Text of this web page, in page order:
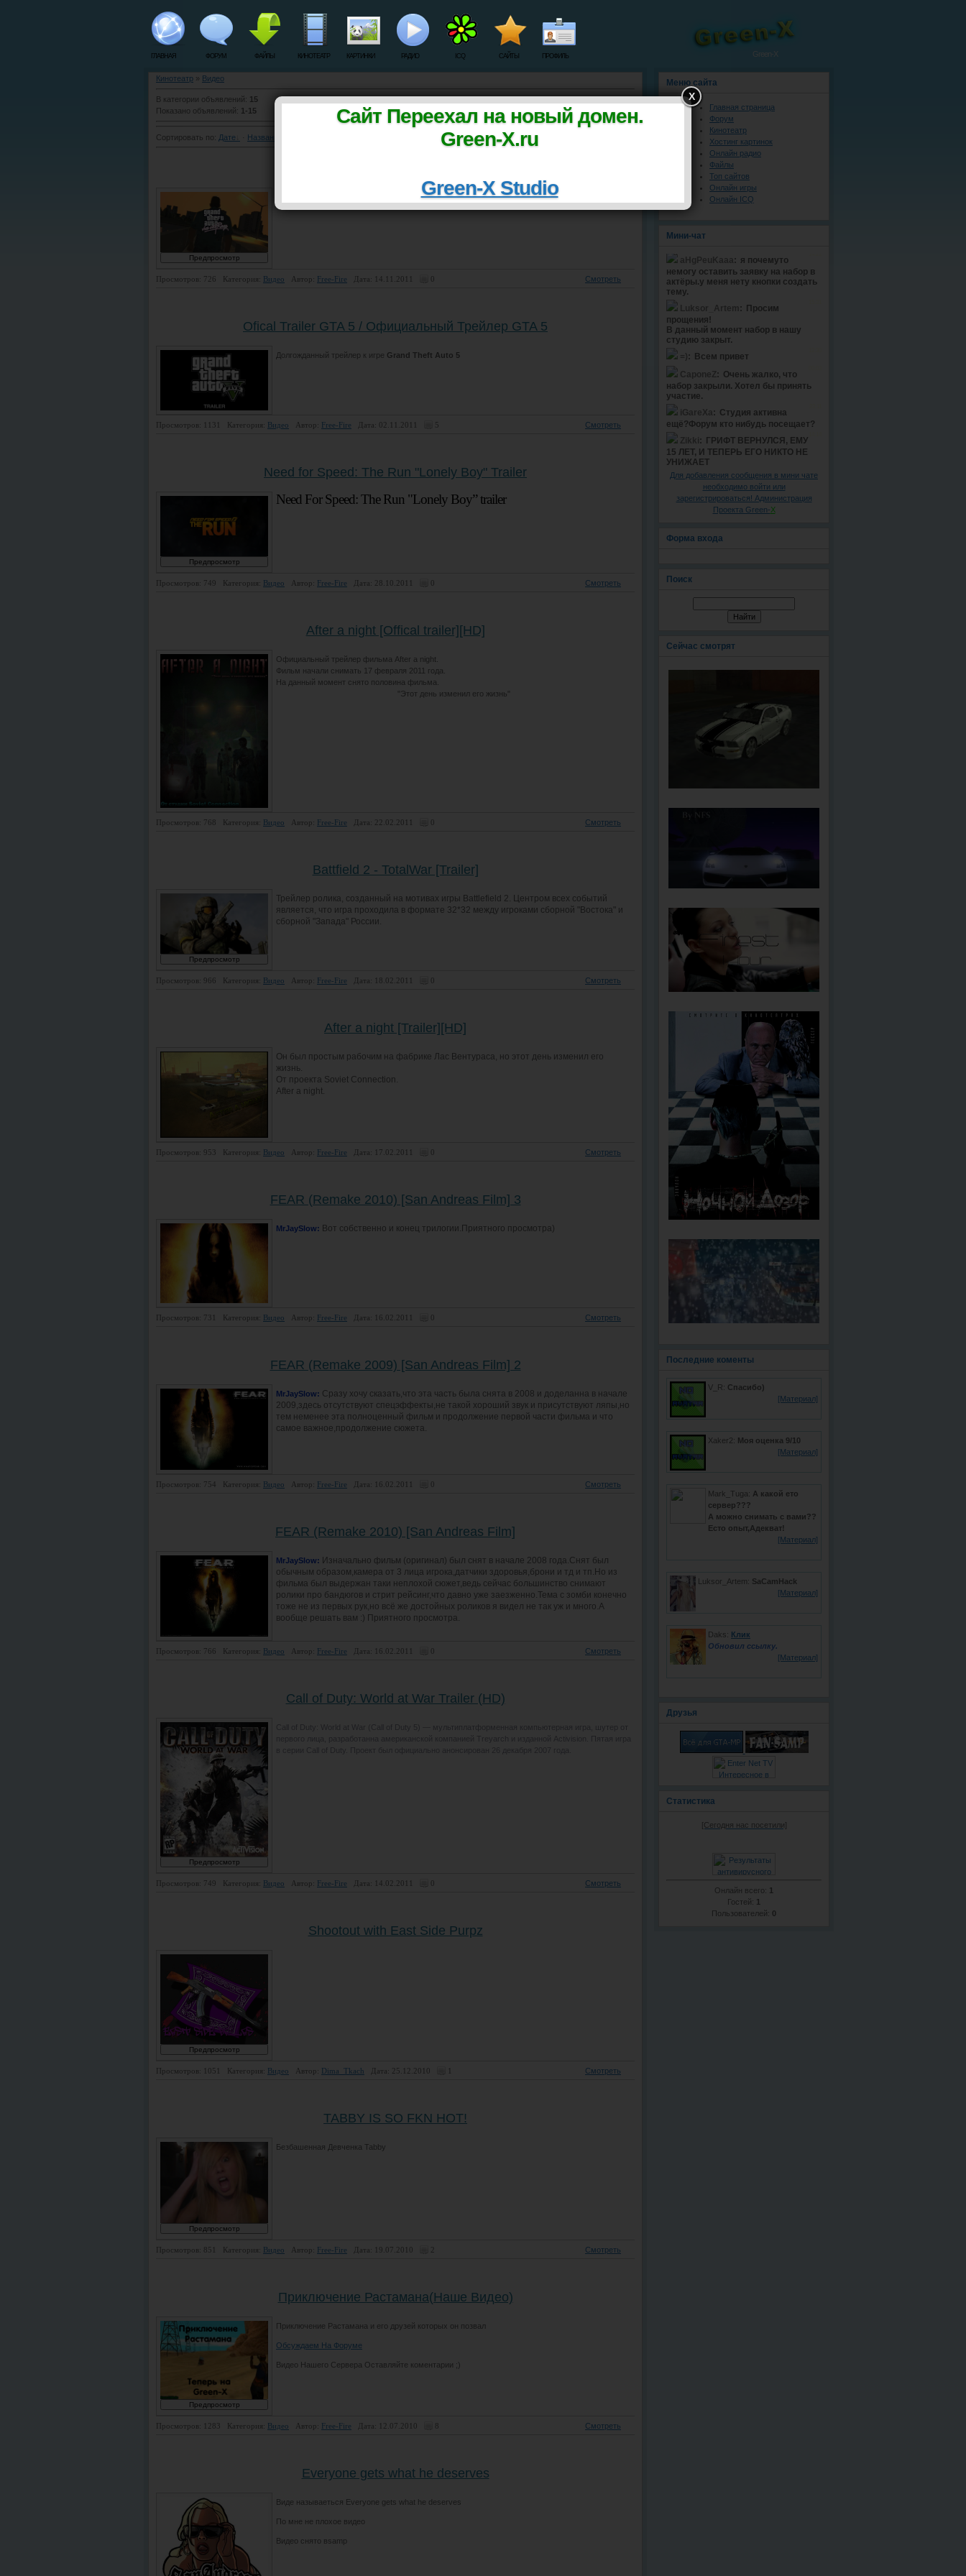
Green-X
ГЛАВНАЯ ФОРУМ ФАЙЛЫ КИНОТЕАТР КАРТИНКИ РАДИО ICQ САЙТЫ ПРОФИЛЬ
Сайт Переехал на новый домен.
Green-X.ru
Green-X Studio
X
Кинотеатр » Видео
В категории объявлений: 15
Показано объявлений: 1-15
Сортировать по : Дате Названию
(song) Kool & The Gang- Summer Madness
Просмотров: 726 Категория: Видео Автор: Free-Fire Дата: 14.11.2011 0 Смотреть
Ofical Trailer GTA 5 / Официальный Трейлер GTA 5
Долгожданный трейлер к игре Grand Theft Auto 5
Просмотров: 1131 Категория: Видео Автор: Free-Fire Дата: 02.11.2011 5 Смотреть
Need for Speed: The Run "Lonely Boy" Trailer
Need For Speed: The Run "Lonely Boy” trailer
Просмотров: 749 Категория: Видео Автор: Free-Fire Дата: 28.10.2011 0 Смотреть
After a night [Offical trailer][HD]
Официальный трейлер фильма After a night.
Фильм начали снимать 17 февраля 2011 года.
На данный момент снято половина фильма.
"Этот день изменил его жизнь"
Просмотров: 768 Категория: Видео Автор: Free-Fire Дата: 22.02.2011 0 Смотреть
Battfield 2 - TotalWar [Trailer]
Трейлер ролика, созданный на мотивах игры Battlefield 2. Центром всех событий
является, что игра проходила в формате 32*32 между игроками сборной "Востока" и
сборной "Запада" России.
Просмотров: 966 Категория: Видео Автор: Free-Fire Дата: 18.02.2011 0 Смотреть
After a night [Trailer][HD]
Он был простым рабочим на фабрике Лас Вентураса, но этот день изменил его
жизнь.
От проекта Soviet Connection.
After a night.
Просмотров: 953 Категория: Видео Автор: Free-Fire Дата: 17.02.2011 0 Смотреть
FEAR (Remake 2010) [San Andreas Film] 3
MrJaySlow: Вот собственно и конец трилогии.Приятного просмотра)
Просмотров: 731 Категория: Видео Автор: Free-Fire Дата: 16.02.2011 0 Смотреть
FEAR (Remake 2009) [San Andreas Film] 2
MrJaySlow: Сразу хочу сказать,что эта часть была снята в 2008 и доделанна в начале
2009,здесь отсутствуют спецэффекты,не такой хороший звук и присутствуют ляпы,но
тем неменее эта полноценный фильм и продолжение первой части фильма и что
самое важное,продолжение сюжета.
Просмотров: 754 Категория: Видео Автор: Free-Fire Дата: 16.02.2011 0 Смотреть
FEAR (Remake 2010) [San Andreas Film]
MrJaySlow: Изначально фильм (оригинал) был снят в начале 2008 года.Снят был
обычным образом,камера от 3 лица игрока,датчики здоровья,брони и тд и тп.Но из
фильма был выдержан таки неплохой сюжет,ведь сейчас большинство снимают
ролики про бандюгов и стрит рейсинг,что давно уже заезженно.Тема с зомби конечно
тоже не из первых рук,но всё же достойных роликов я видел не так уж и много.А
вообще решать вам :) Приятного просмотра.
Просмотров: 766 Категория: Видео Автор: Free-Fire Дата: 16.02.2011 0 Смотреть
Call of Duty: World at War Trailer (HD)
Просмотров: 749 Категория: Видео Автор: Free-Fire Дата: 14.02.2011 0 Смотреть
Shootout with East Side Purpz
Просмотров: 1051 Категория: Видео Автор: Dima_Tkach Дата: 25.12.2010 1 Смотреть
TABBY IS SO FKN HOT!
Безбашенная Девченка Tabby
Просмотров: 851 Категория: Видео Автор: Free-Fire Дата: 19.07.2010 Смотреть
Приключение Растамана(Наше Видео)
Приключение Растамана и его друзей которых он позвал
Обсуждаем На Форуме
Видео Нашего Сервера Оставляйте коментарии ;)
Просмотров: 1283 Категория: Видео Автор: Free-Fire Дата: 12.07.2010 8 Смотреть
Everyone gets what he deserves
Виде называеться Everyone gets what he deserves
По мне не плохое видео
Видео снято вsamp
Меню сайта
Главная страница
Форум
Кинотеатр
Хостинг картинок
Онлайн радио
Файлы
Топ сайтов
Онлайн игры
Онлайн ICQ
Мини-чат
Для добавления сообщения в мини чате
необходимо войти или
зарегистрироваться! Администрация
Проекта Green-X
Форма входа
Поиск
Сейчас смотрят
Последние коменты
V_R: Спасибо)
[Материал]
Xaker2: Моя оценка 9/10
[Материал]
Mark_Tuga: А какой ето
сервер???
А можно снимать с вами??
Есто опыт,Адекват!
[Материал]
Luksor_Artem: SaCamHack
[Материал]
Daks: Клик
Обновил ссылку.
[Материал]
Друзья
Статистика
[Сегодня нас посетили]
Онлайн всего: 1
Гостей: 1
Пользователей: 0